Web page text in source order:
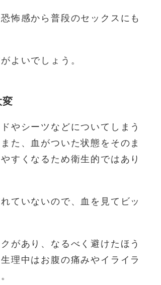
怖感から普段のセックスにも
よいでしょう。
やシーツなどについてしまう
た、血がついた状態をそのま
すくなるため衛生的ではあり
ていないので、血を見てビッ
があり、なるべく避けたほう
理中はお腹の痛みやイライラ